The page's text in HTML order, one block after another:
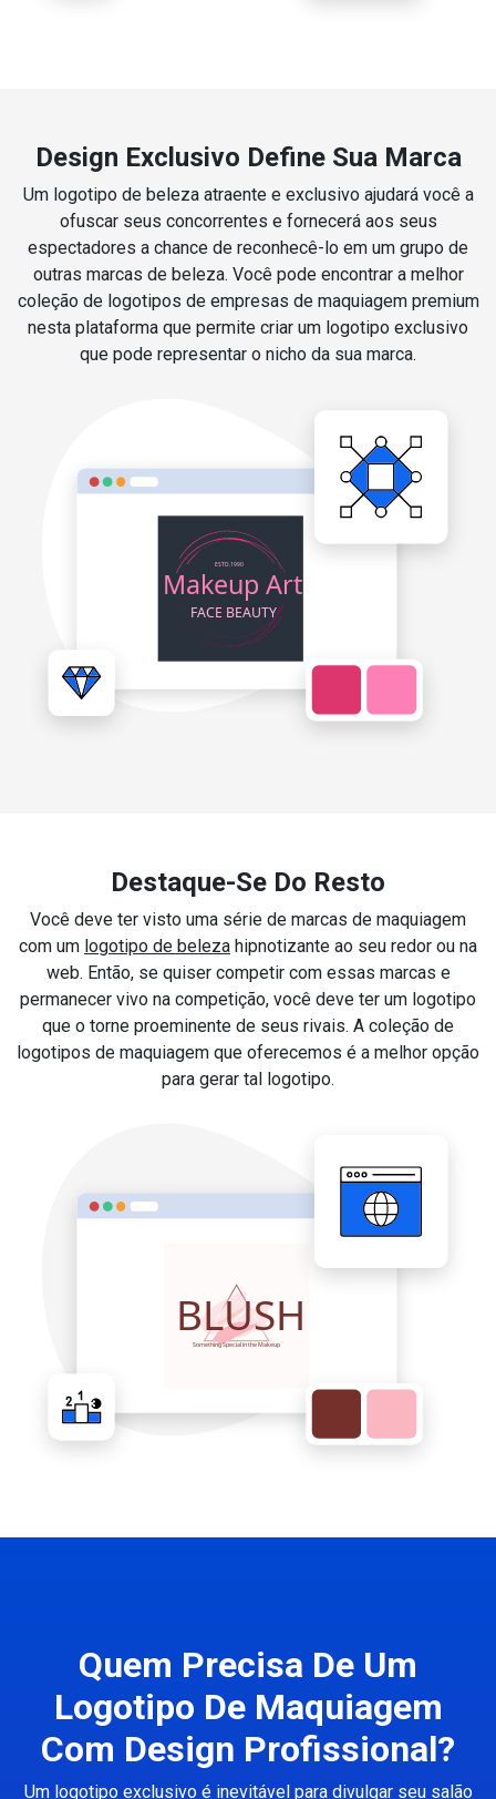
Design Exclusivo Define Sua Marca
Um logotipo de beleza atraente e exclusivo ajudará você a
ofuscar seus concorrentes e fornecerá aos seus
espectadores a chance de reconhecê-lo em um grupo de
outras marcas de beleza. Você pode encontrar a melhor
coleção de logotipos de empresas de maquiagem premium
nesta plataforma que permite criar um logotipo exclusivo
que pode representar o nicho da sua marca.
Destaque-Se Do Resto
Você deve ter visto uma série de marcas de maquiagem
com um logotipo de beleza hipnotizante ao seu redor ou na
web. Então, se quiser competir com essas marcas e
permanecer vivo na competição, você deve ter um logotipo
que o torne proeminente de seus rivais. A coleção de
logotipos de maquiagem que oferecemos é a melhor opção
para gerar tal logotipo.
Quem Precisa De Um
Logotipo De Maquiagem
Com Design Profissional?
Um logotipo exclusivo é inevitável para divulgar seu salão